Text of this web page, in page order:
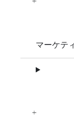
マーケテ